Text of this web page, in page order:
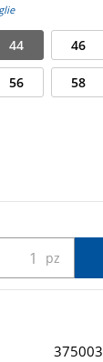
44 46
56 58
375003